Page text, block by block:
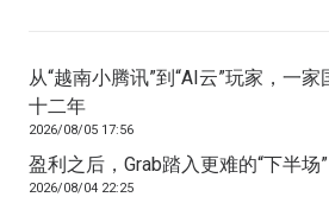
从“越南小腾讯”到“AI云”玩家，一
十二年
2026/08/05 17:56
盈利之后，Grab踏入更难的“下半场”
2026/08/04 22:25